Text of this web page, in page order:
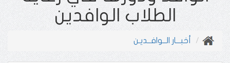
الطلاب الوافدين
أخبـــار الــوافــديـن